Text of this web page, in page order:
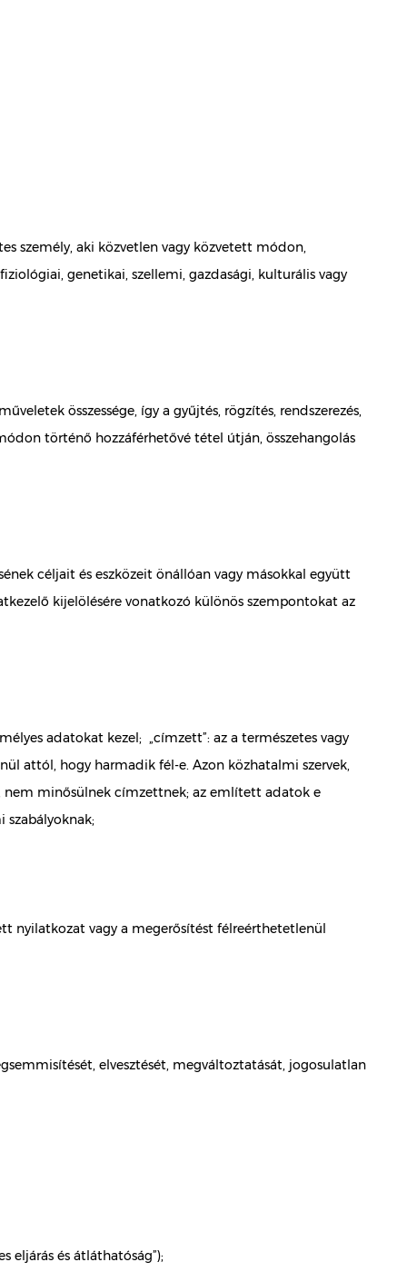
személy, aki közvetlen vagy közvetett módon,
genetikai, szellemi, gazdasági, kulturális vagy
összessége, így a gyűjtés, rögzítés, rendszerezés,
történő hozzáférhetővé tétel útján, összehangolás
céljait és eszközeit önállóan vagy másokkal együtt
kijelölésére vonatkozó különös szempontokat az
adatokat kezel; „címzett”: az a természetes vagy
attól, hogy harmadik fél-e. Azon közhatalmi szervek,
nem minősülnek címzettnek; az említett adatok e
szabályoknak;
nyilatkozat vagy a megerősítést félreérthetetlenül
elvesztését, megváltoztatását, jogosulatlan
eljárás és átláthatóság”);